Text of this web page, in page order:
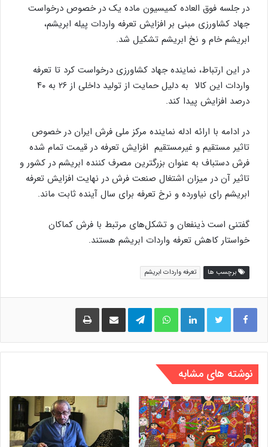
در جلسه فوق العاده کمیسیون ماده یک در خصوص درخواست
جهاد کشاورزی مبنی بر افزایش تعرفه واردات پیله ابریشم،
ابریشم خام و نخ ابریشم تشکیل شد.
در این ارتباط، نماینده جهاد کشاورزی درخواست کرد تا تعرفه
واردات این کالا به دلیل حمایت از تولید داخلی از ۲۶ به ۴۰
درصد افزایش پیدا کند.
در ادامه با ارائه ادله نماینده مرکز ملی فرش ایران در خصوص
تاثیر مستقیم و غیرمستقیم افزایش تعرفه در قیمت تمام شده
فرش دستباف به عنوان بزرگترین مصرف کننده ابریشم در کشور و
تاثیر آن در میزان اشتغال صنعت فرش در نهایت افزایش تعرفه
ابریشم رای نیاورده و نرخ تعرفه برای سال آینده ثابت ماند.
گفتنی است ذینفعان و تشکل‌های مرتبط با فرش کماکان
خواستار کاهش تعرفه واردات ابریشم هستند.
برچسب ها تعرفه واردات ابریشم
لینکدین واتس آپ تلگرام اشتراک گذاری از طریق ایمیل
نوشته های مشابه